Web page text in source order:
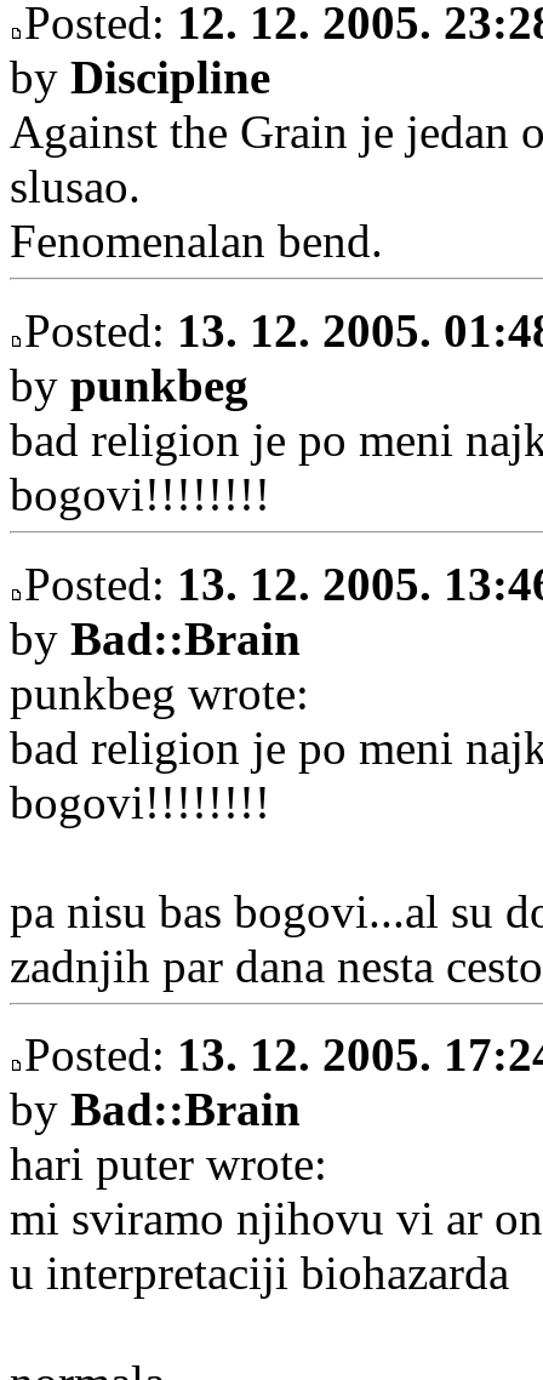
Posted: 12. 12. 2005.
by Discipline
Against the Grain je jedan
slusao.
Fenomenalan bend.
Posted: 13. 12. 2005.
by punkbeg
bad religion je po meni
bogovi!!!!!!!!
Posted: 13. 12. 2005.
by Bad::Brain
punkbeg wrote:
bad religion je po meni
bogovi!!!!!!!!
pa nisu bas bogovi...al su
zadnjih par dana nesta
Posted: 13. 12. 2005.
by Bad::Brain
hari puter wrote:
mi sviramo njihovu vi ar
u interpretaciji biohazarda